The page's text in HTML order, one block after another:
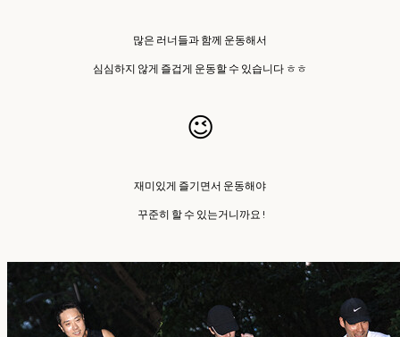
많은 러너들과 함께 운동해서
심심하지 않게 즐겁게 운동할 수 있습니다 ㅎㅎ
😉
재미있게 즐기면서 운동해야
꾸준히 할 수 있는거니까요 !